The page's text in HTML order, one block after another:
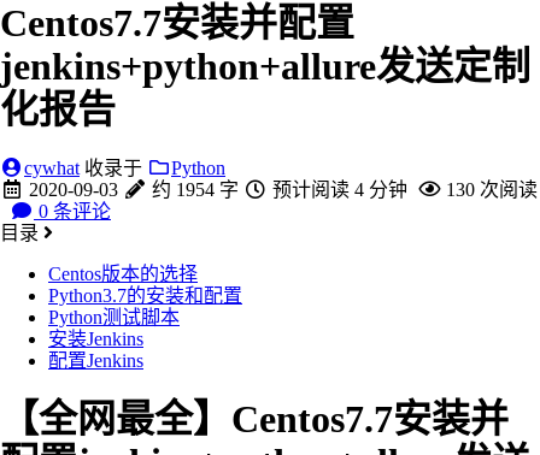
Centos7.7安装并配置
jenkins+python+allure发送定制
化报告
cywhat 收录于
Python
2020-09-03
约 1954 字 预计阅读 4 分钟 130 次阅读
0 条评论
目录
Centos版本的选择
Python3.7的安装和配置
Python测试脚本
安装Jenkins
配置Jenkins
【全网最全】Centos7.7安装并